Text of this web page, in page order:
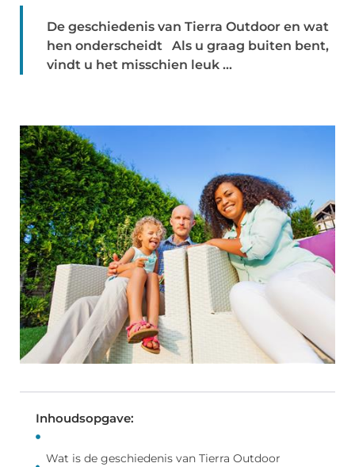
De geschiedenis van Tierra Outdoor en wat
hen onderscheidt Als u graag buiten bent,
vindt u het misschien leuk ...
Inhoudsopgave:
Wat is de geschiedenis van Tierra Outdoor